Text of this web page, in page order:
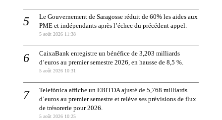
Le Gouvernement de Saragosse réduit de 60% les aides aux
PME et indépendants après l’échec du précédent appel.
5 août 2026 11:38
CaixaBank enregistre un bénéfice de 3,203 milliards
d’euros au premier semestre 2026, en hausse de 8,5 %.
5 août 2026 10:31
Telefónica affiche un EBITDA ajusté de 5,768 milliards
d’euros au premier semestre et relève ses prévisions de flux
de trésorerie pour 2026.
5 août 2026 10:25